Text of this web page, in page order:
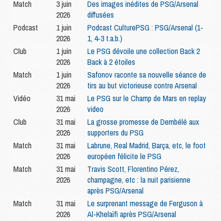
Match
3 juin
2026
Des images inédites de PSG/Arsenal
diffusées
Podcast
1 juin
2026
Podcast CulturePSG : PSG/Arsenal (1-
1, 4-3 t.a.b.)
Club
1 juin
2026
Le PSG dévoile une collection Back 2
Back à 2 étoiles
Match
1 juin
2026
Safonov raconte sa nouvelle séance de
tirs au but victorieuse contre Arsenal
Vidéo
31 mai
2026
Le PSG sur le Champ de Mars en replay
video
Club
31 mai
2026
La grosse promesse de Dembélé aux
supporters du PSG
Match
31 mai
2026
Labrune, Real Madrid, Barça, etc, le foot
européen félicite le PSG
Match
31 mai
2026
Travis Scott, Florentino Pérez,
champagne, etc : la nuit parisienne
après PSG/Arsenal
Match
31 mai
2026
Le surprenant message de Ferguson à
Al-Khelaïfi après PSG/Arsenal